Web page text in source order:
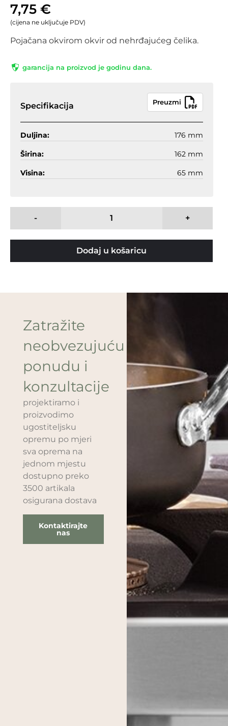
7,75 €
(cijena ne uključuje PDV)
Pojačana okvirom okvir od nehrđajućeg čelika.
garancija na proizvod je godinu dana.
Specifikacija Preuzmi
Duljina: 176 mm
Širina: 162 mm
Visina: 65 mm
- +
Dodaj u košaricu
Zatražite
neobvezujuću
ponudu i
konzultacije
projektiramo i
proizvodimo
ugostiteljsku
opremu po mjeri
sva oprema na
jednom mjestu
dostupno preko
3500 artikala
osigurana dostava
Kontaktirajte
nas